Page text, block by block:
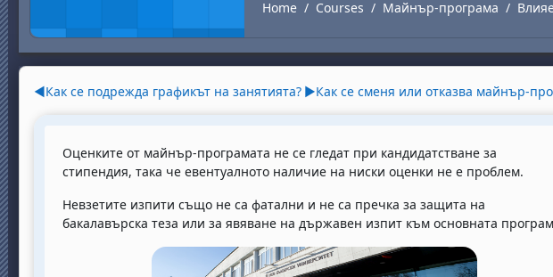
Home Courses Майнър-програма
Section outline
◀︎Как се подрежда графикът на занятията? ▶︎Как се сменя или отказва майнър-
Оценките от майнър-програмата не се гледат при кандидатстване за
стипендия, така че евентуалното наличие на ниски оценки не е проблем.
Невзетите изпити също не са фатални и не са пречка за защита на
бакалавърска теза или за явяване на държавен изпит към основната